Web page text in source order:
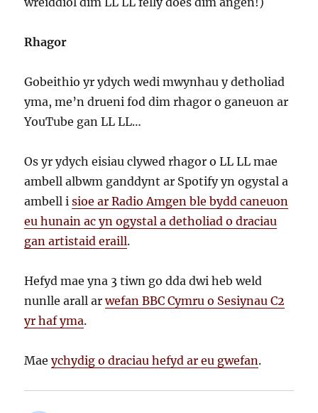
Rhagor
Gobeithio yr ydych wedi mwynhau y detholiad
yma, me’n drueni fod dim rhagor o ganeuon ar
YouTube gan LL LL…
Os yr ydych eisiau clywed rhagor o LL LL mae
ambell albwm ganddynt ar Spotify yn ogystal a
ambell isioe ar Radio Amgen ble bydd caneuon
eu hunain ac yn ogystal a detholiad o draciau
gan artistaid eraill.
Hefyd mae yna 3 tiwn go dda dwi heb weld
nunlle arall arwefan BBC Cymru o Sesiynau C2
yr haf yma.
Maeychydig o draciau hefyd ar eu gwefan.